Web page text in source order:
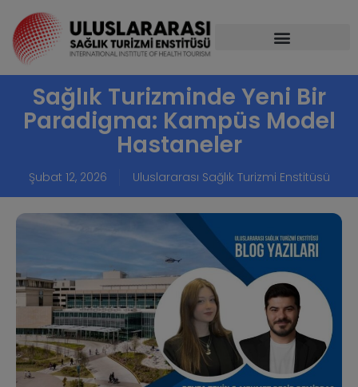
Sağlık Turizminde Yeni Bir
Paradigma: Kampüs Model
Hastaneler
Şubat 12, 2026 Uluslararası Sağlık Turizmi Enstitüsü